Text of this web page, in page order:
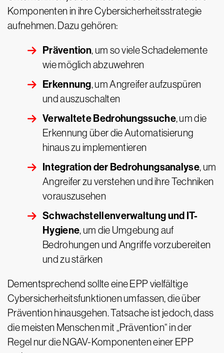
Komponenten in ihre Cybersicherheitsstrategie
aufnehmen. Dazu gehören:
Prävention, um so viele Schadelemente
wie möglich abzuwehren
Erkennung, um Angreifer aufzuspüren
und auszuschalten
Verwaltete Bedrohungssuche, um die
Erkennung über die Automatisierung
hinaus zu implementieren
Integration der Bedrohungsanalyse, um
Angreifer zu verstehen und ihre Techniken
vorauszusehen
Schwachstellenverwaltung und IT-
Hygiene, um die Umgebung auf
Bedrohungen und Angriffe vorzubereiten
und zu stärken
Dementsprechend sollte eine EPP vielfältige
Cybersicherheitsfunktionen umfassen, die über
Prävention hinausgehen. Tatsache ist jedoch, dass
die meisten Menschen mit „Prävention“ in der
Regel nur die NGAV-Komponenten einer EPP